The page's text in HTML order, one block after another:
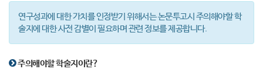
연구성과에 대한 가치를 인정받기 위해서는 논문투고시 주의해야할 학
술지에 대한 사전 감별이 필요하며 관련 정보를 제공합니다.
주의해야할 학술지이란?